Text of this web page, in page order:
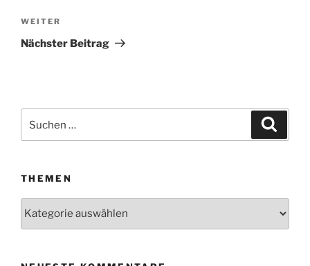
Nächster
Beitrag
WEITER
Nächster Beitrag
nach:
THEMEN
Themen